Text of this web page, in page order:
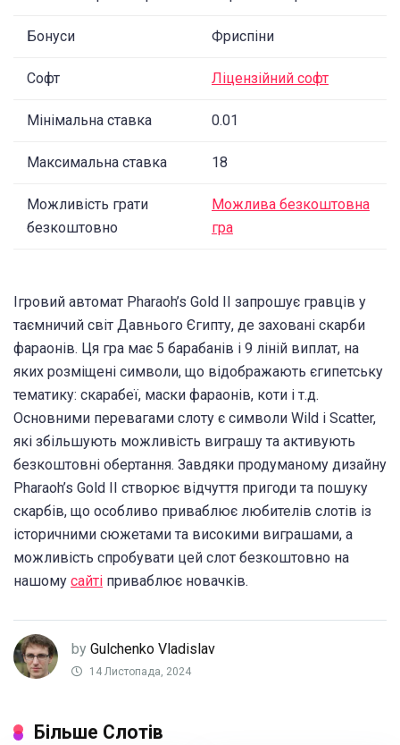
Бонуси Фриспіни
Софт Ліцензійний софт
Мінімальна ставка 0.01
Максимальна ставка 18
Можливість грати
безкоштовно
Можлива безкоштовна
гра
Ігровий автомат Pharaoh’s Gold II запрошує гравців у
таємничий світ Давнього Єгипту, де заховані скарби
фараонів. Ця гра має 5 барабанів і 9 ліній виплат, на
яких розміщені символи, що відображають єгипетську
тематику: скарабеї, маски фараонів, коти і т.д.
Основними перевагами слоту є символи Wild і Scatter,
які збільшують можливість виграшу та активують
безкоштовні обертання. Завдяки продуманому дизайну
Pharaoh’s Gold II створює відчуття пригоди та пошуку
скарбів, що особливо приваблює любителів слотів із
історичними сюжетами та високими виграшами, а
можливість спробувати цей слот безкоштовно на
нашому сайті приваблює новачків.
by Gulchenko Vladislav
14 Листопада, 2024
Більше Слотів